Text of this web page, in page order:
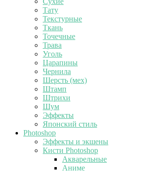
Тату
Текстурные
Ткань
Точечные
Трава
Уголь
Царапины
Чернила
Шерсть (мех)
Штамп
Штрихи
Шум
Эффекты
Японский стиль
Photoshop
Эффекты и экшены
Кисти Photoshop
Акварельные
Аниме